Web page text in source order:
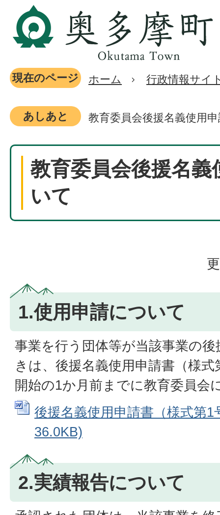
現在のページ ホーム 行政情報サイ
あしあと 教育委員会後援名義使用
教育委員会後援名義
いて
1.使用申請について
事業を行う団体等が当該事業の
きは、後援名義使用申請書（様
開始の1か月前までに教育委員会
後援名義使用申請書（様式第
36.0KB)
2.実績報告について